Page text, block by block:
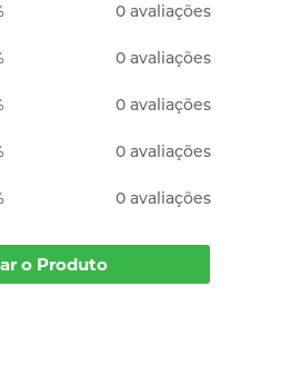
0 avaliações
0 avaliações
0 avaliações
0 avaliações
0 avaliações
o Produto